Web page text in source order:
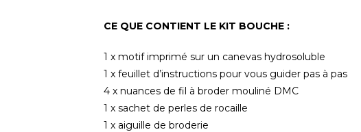
CE QUE CONTIENT LE KIT BOUCHE :
1 x motif imprimé sur un canevas hydrosoluble
1 x feuillet d’instructions pour vous guider pas à pas
4 x nuances de fil à broder mouliné DMC
1 x sachet de perles de rocaille
1 x aiguille de broderie